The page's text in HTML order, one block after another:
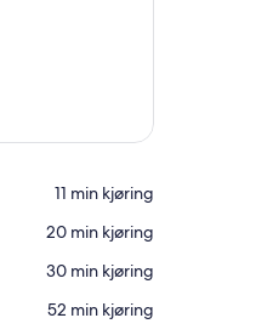
‪11 min kjøring‬
‪20 min kjøring‬
‪30 min kjøring‬
‪52 min kjøring‬